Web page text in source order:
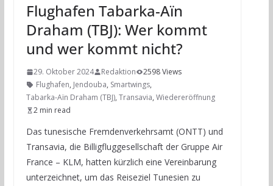
Flughafen Tabarka-Aïn
Draham (TBJ): Wer kommt
und wer kommt nicht?
29. Oktober 2024 Redaktion
2598 Views
Flughafen, Jendouba, Smartwings,
Tabarka-Aïn Draham (TBJ), Transavia, Wiedereröffnung
2 min read
Das tunesische Fremdenverkehrsamt (ONTT) und
Transavia, die Billigfluggesellschaft der Gruppe Air
France – KLM, hatten kürzlich eine Vereinbarung
unterzeichnet, um das Reiseziel Tunesien zu